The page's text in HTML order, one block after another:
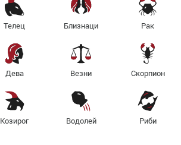
Телец Близнаци Рак
Дева Везни Скорпион
Козирог Водолей Риби